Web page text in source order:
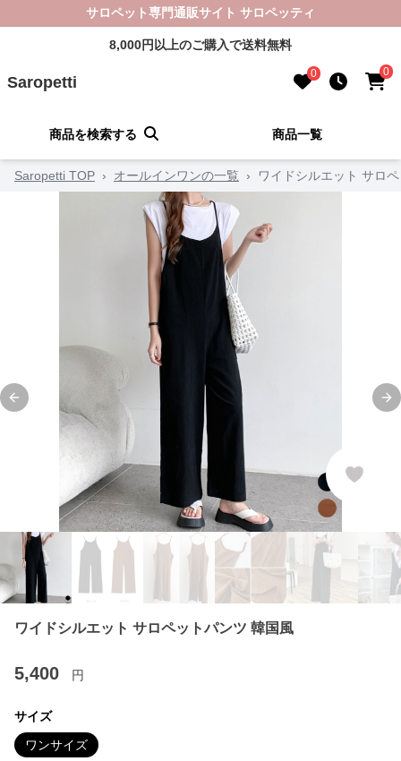
サロペット専門通販サイト サロペッティ
8,000円以上のご購入で送料無料
Saropetti 0 0
商品を検索する 商品一覧
Saropetti TOP › オールインワンの一覧 › ワイドシルエット サロ
Previous slide
ワイドシルエット サロペットパンツ 韓国風
5,400 円
サイズ
ワンサイズ